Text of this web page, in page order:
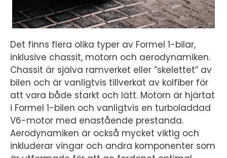
Det finns flera olika typer av Formel 1-bilar,
inklusive chassit, motorn och aerodynamiken.
Chassit är själva ramverket eller ”skelettet” av
bilen och är vanligtvis tillverkat av kolfiber för
att vara både starkt och lätt. Motorn är hjärtat
i Formel 1-bilen och vanligtvis en turboladdad
V6-motor med enastående prestanda.
Aerodynamiken är också mycket viktig och
inkluderar vingar och andra komponenter som